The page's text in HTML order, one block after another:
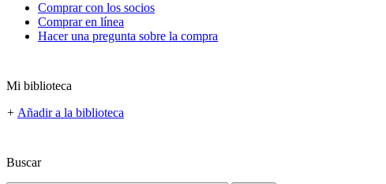
Comprar con los socios
Comprar en línea
Hacer una pregunta sobre la compra
Mi biblioteca
+ Añadir a la biblioteca
Buscar